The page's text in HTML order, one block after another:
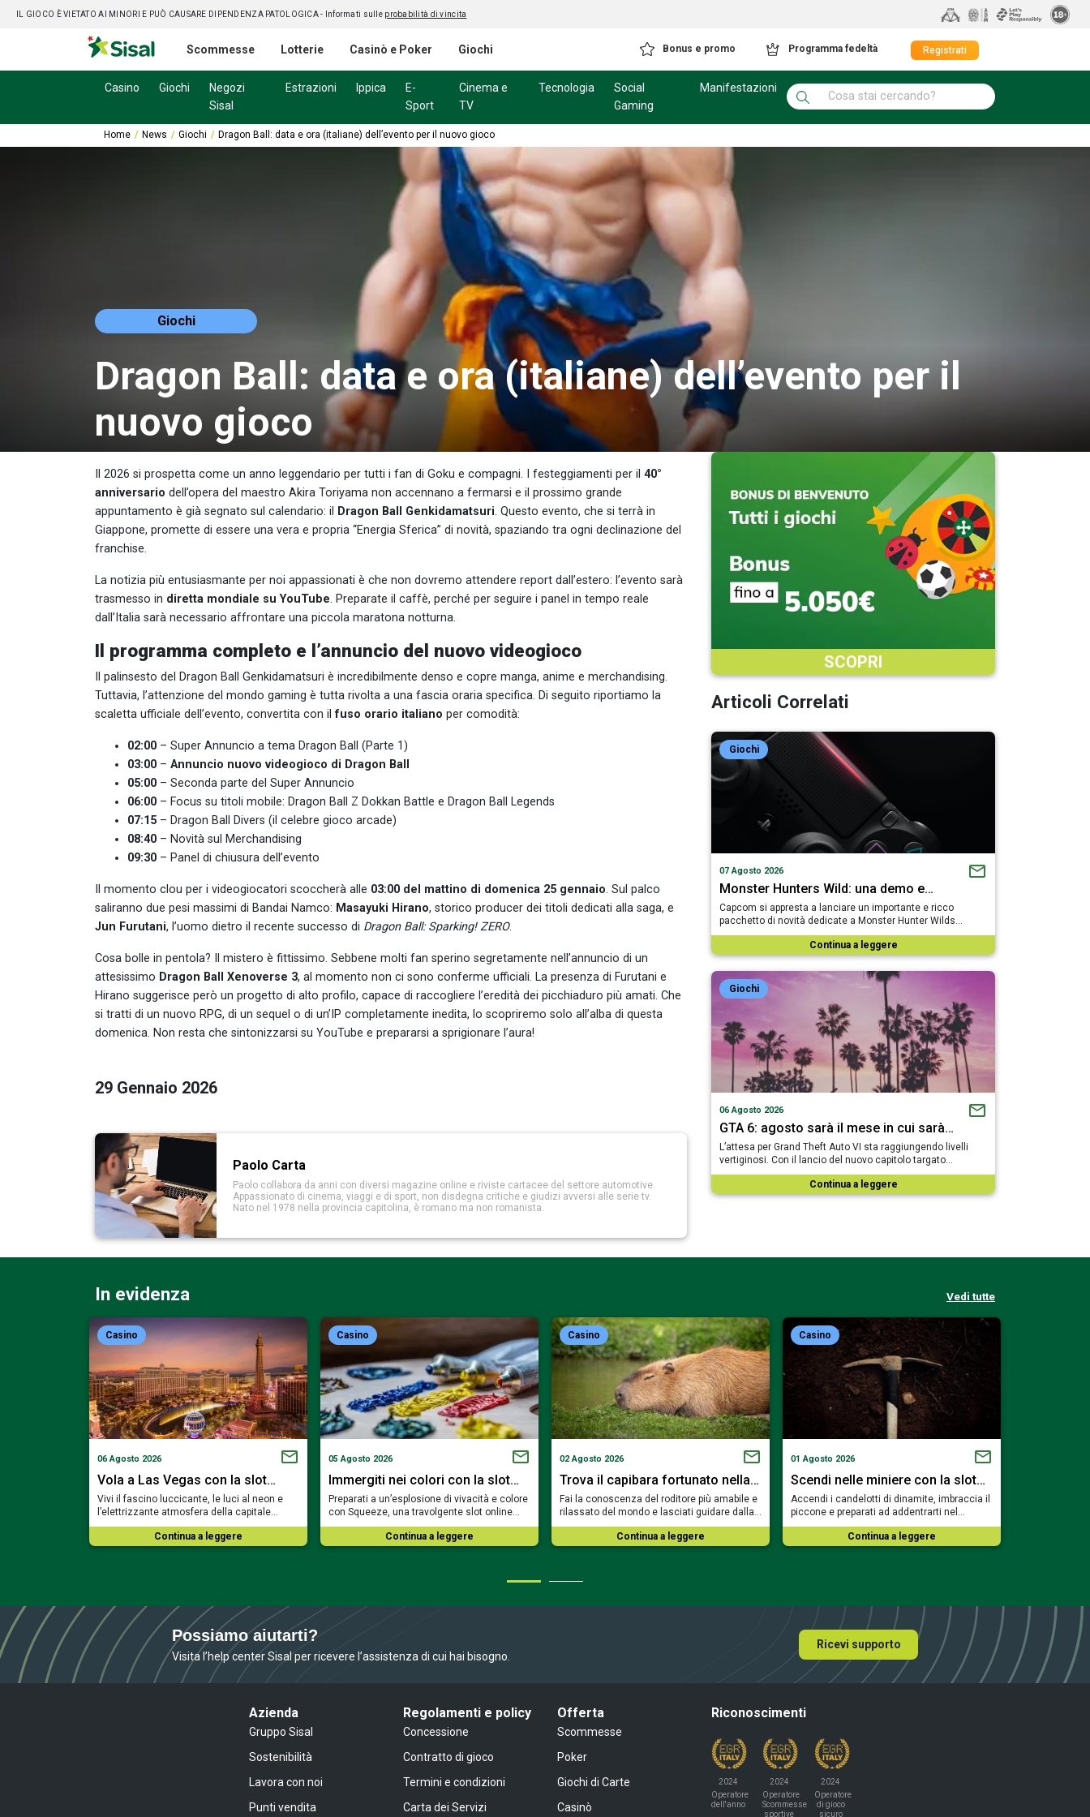
IL GIOCO È VIETATO AI MINORI E PUÒ CAUSARE DIPENDENZA PATOLOGICA - Informati sulle probabilità di vincita
Scommesse Lotterie Casinò e Poker Giochi Bonus e promo Programma fedeltà Registrati
Casino Giochi
Negozi
Sisal
Estrazioni Ippica
E-
Sport
Cinema e
TV
Tecnologia
Social
Gaming
Manifestazioni
Home News Giochi Dragon Ball: data e ora (italiane) dell’evento per il nuovo gioco
Giochi
Dragon Ball: data e ora (italiane) dell’evento per il
nuovo gioco
Il 2026 si prospetta come un anno leggendario per tutti i fan di Goku e compagni. I festeggiamenti per il 40°
anniversario dell’opera del maestro Akira Toriyama non accennano a fermarsi e il prossimo grande
appuntamento è già segnato sul calendario: il
Dragon Ball Genkidamatsuri. Questo evento, che si terrà in
Giappone, promette di essere una vera e propria “Energia Sferica” di novità, spaziando tra ogni declinazione del
franchise.
La notizia più entusiasmante per noi appassionati è che non dovremo attendere report dall’estero: l’evento sarà
trasmesso in diretta mondiale su YouTube. Preparate il caffè, perché per seguire i panel in tempo reale
dall’Italia sarà necessario affrontare una piccola maratona notturna.
Il programma completo e l’annuncio del nuovo videogioco
Il palinsesto del Dragon Ball Genkidamatsuri è incredibilmente denso e copre manga, anime e merchandising.
Tuttavia, l’attenzione del mondo gaming è tutta rivolta a una fascia oraria specifica. Di seguito riportiamo la
scaletta ufficiale dell’evento, convertita con ilfuso orario italiano per comodità:
02:00 – Super Annuncio a tema Dragon Ball (Parte 1)
03:00 – Annuncio nuovo videogioco di Dragon Ball
05:00 – Seconda parte del Super Annuncio
06:00 – Focus su titoli mobile: Dragon Ball Z Dokkan Battle e Dragon Ball Legends
07:15 – Dragon Ball Divers (il celebre gioco arcade)
08:40 – Novità sul Merchandising
09:30 – Panel di chiusura dell’evento
Il momento clou per i videogiocatori scoccherà alle 03:00 del mattino di domenica 25 gennaio. Sul palco
saliranno due pesi massimi di Bandai Namco: Masayuki Hirano, storico producer dei titoli dedicati alla saga, e
Jun Furutani, l’uomo dietro il recente successo di Dragon Ball: Sparking! ZERO.
Cosa bolle in pentola? Il mistero è fittissimo. Sebbene molti fan sperino segretamente nell’annuncio di un
attesissimo Dragon Ball Xenoverse 3, al momento non ci sono conferme ufficiali. La presenza di Furutani e
Hirano suggerisce però un progetto di alto profilo, capace di raccogliere l’eredità dei picchiaduro più amati. Che
si tratti di un nuovo RPG, di un sequel o di un’IP completamente inedita, lo scopriremo solo all’alba di questa
domenica. Non resta che sintonizzarsi su YouTube e prepararsi a sprigionare l’aura!
29 Gennaio 2026
Paolo Carta
Paolo collabora da anni con diversi magazine online e riviste cartacee del settore automotive.
Appassionato di cinema, viaggi e di sport, non disdegna critiche e giudizi avversi alle serie tv.
Nato nel 1978 nella provincia capitolina, è romano ma non romanista.
SCOPRI
Articoli Correlati
Giochi
07 Agosto 2026
Monster Hunters Wild: una demo e…
Capcom si appresta a lanciare un importante e ricco
pacchetto di novità dedicate a Monster Hunter Wilds…
Continua a leggere
Giochi
06 Agosto 2026
GTA 6: agosto sarà il mese in cui sarà…
L’attesa per Grand Theft Auto VI sta raggiungendo livelli
vertiginosi. Con il lancio del nuovo capitolo targato…
Continua a leggere
In evidenza Vedi tutte
Casino
06 Agosto 2026
Vola a Las Vegas con la slot…
Vivi il fascino luccicante, le luci al neon e
l’elettrizzante atmosfera della capitale…
Continua a leggere
Casino
05 Agosto 2026
Immergiti nei colori con la slot…
Preparati a un’esplosione di vivacità e colore
con Squeeze, una travolgente slot online…
Continua a leggere
Casino
02 Agosto 2026
Trova il capibara fortunato nella…
Fai la conoscenza del roditore più amabile e
rilassato del mondo e lasciati guidare dalla…
Continua a leggere
Casino
01 Agosto 2026
Scendi nelle miniere con la slot…
Accendi i candelotti di dinamite, imbraccia il
piccone e preparati ad addentrarti nel…
Continua a leggere
Possiamo aiutarti?
Visita l’help center Sisal per ricevere l’assistenza di cui hai bisogno.
Ricevi supporto
Azienda
Gruppo Sisal
Sostenibilità
Lavora con noi
Punti vendita
Regolamenti e policy
Concessione
Contratto di gioco
Termini e condizioni
Carta dei Servizi
Offerta
Scommesse
Poker
Giochi di Carte
Casinò
Riconoscimenti
2024
Operatore
dell'anno
2024
Operatore
Scommesse
sportive
2024
Operatore
di gioco
sicuro